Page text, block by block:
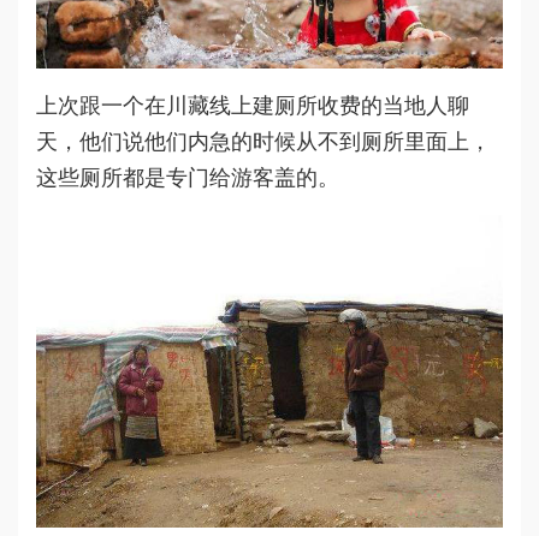
上次跟一个在川藏线上建厕所收费的当地人聊
天，他们说他们内急的时候从不到厕所里面上，
这些厕所都是专门给游客盖的。